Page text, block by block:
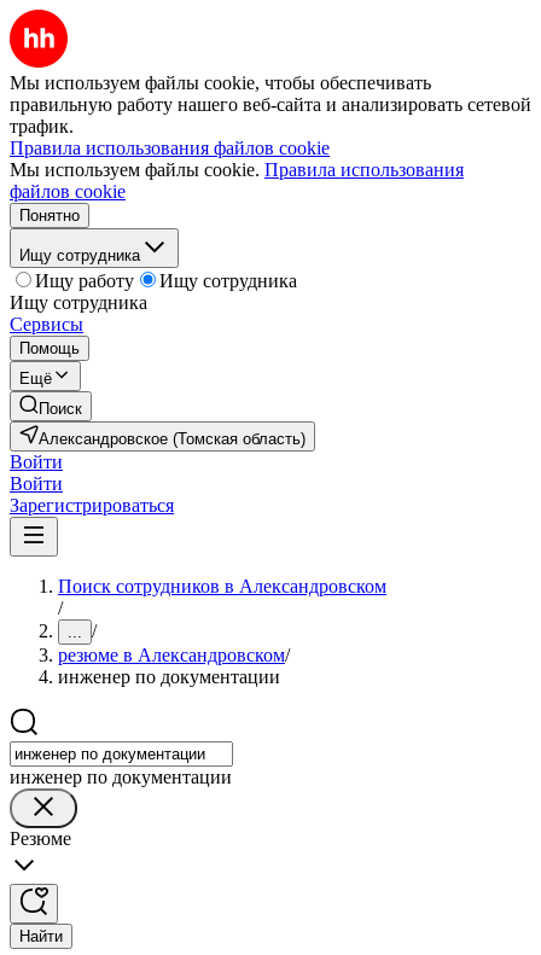
Мы используем файлы cookie, чтобы обеспечивать
правильную работу нашего веб-сайта и анализировать сетевой
трафик.
Правила использования файлов cookie
Мы используем файлы cookie. Правила использования
файлов cookie
Понятно
Ищу сотрудника
Ищу работу
Ищу сотрудника
Ищу сотрудника
Сервисы
Помощь
Ещё
Поиск
Александровское (Томская область)
Войти
Войти
Зарегистрироваться
Поиск сотрудников в Александровском
/
... /
резюме в Александровском/
инженер по документации
инженер по документации
Резюме
Найти